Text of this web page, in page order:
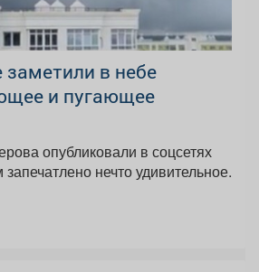
в небе
и пугающее
опубликовали в соцсетях
нечто удивительное.